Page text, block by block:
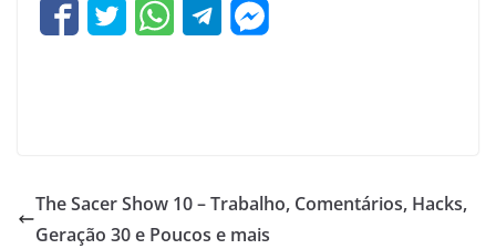
The Sacer Show 10 – Trabalho, Comentários, Hacks,
Geração 30 e Poucos e mais